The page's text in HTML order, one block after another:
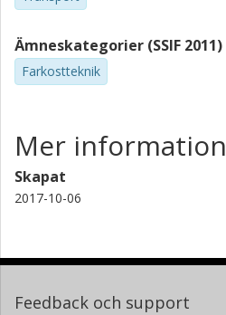
Ämneskategorier (SSIF 2011)
Farkostteknik
Mer information
Skapat
2017-10-06
Feedback och support